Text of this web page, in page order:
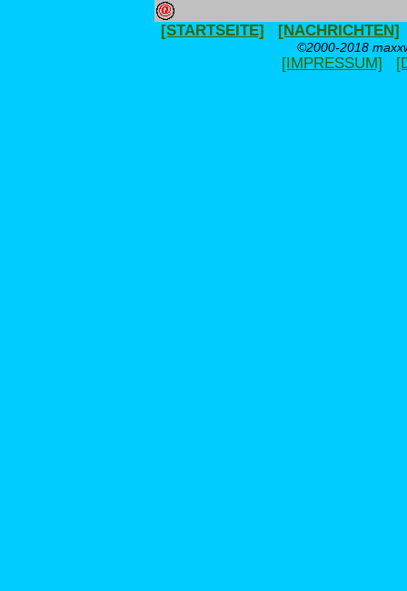
[STARTSEITE] [NACHRICHTEN]
©2000-2018
[IMPRESSUM]